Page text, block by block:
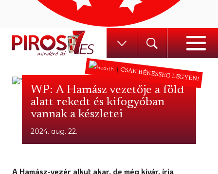
CSAK BÉKESSÉG LEGYEN!
WP: A Hamász vezetője a föld
alatt rekedt és kifogyóban
vannak a készletei
2024. aug. 22.
A Hamász-vezér alkut akar, de még kivár, írja